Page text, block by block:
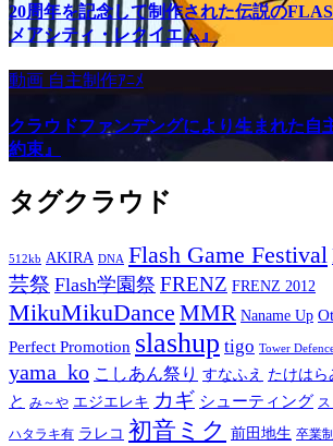
20周年を記念して制作された伝説の
メアシティ・レクイエム』
動画 自主制作ｱﾆﾒ
クラウドファンデングにより生まれた自
約束』
タグクラウド
512kb AKIRA DNA Flash Game Festival
芸祭 Flash学園祭 FRENZ FRENZ 2012
MikuMikuDance MMR Naname Up
Perfect Promotion slashup tigo Tower
yama_ko こしあん祭り すなふえ たけはら
と み～や エジエレキ カギ シューティング
ハタラキ有 ラレコ 初音ミク 前田地生 卒業